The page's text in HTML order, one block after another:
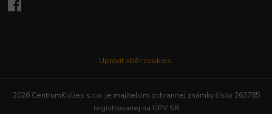
Upravit sběr cookies.
2026 CentrumKolies s.r.o. je majiteľom ochrannej známky číslo 263785
registrovanej na ÚPV SR